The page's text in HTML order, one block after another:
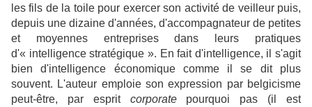
les fils de la toile pour exercer son activité de veilleur puis,
depuis une dizaine d'années, d'accompagnateur de petites
et moyennes entreprises dans leurs pratiques
d'« intelligence stratégique ». En fait d'intelligence, il s'agit
bien d'intelligence économique comme il se dit plus
souvent. L'auteur emploie son expression par belgicisme
peut-être, par esprit corporatepourquoi pas (il est